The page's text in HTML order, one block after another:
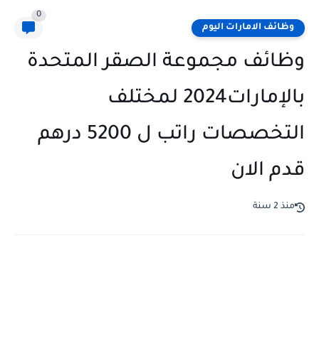
وظائف الامارات اليوم
0
وظائف مجموعة الصقر المتحدة
بالإمارات2024 لمختلف
التخصصات راتب ل 5200 درهم
قدم الان
منذ 2 سنة